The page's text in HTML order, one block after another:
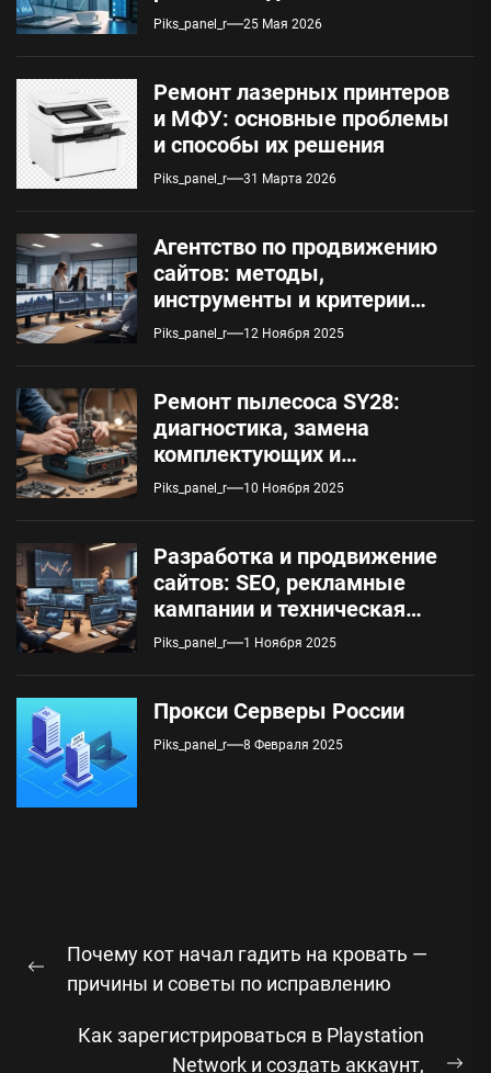
Piks_panel_r 25 Мая 2026
Ремонт лазерных принтеров
и МФУ: основные проблемы
и способы их решения
Piks_panel_r 31 Марта 2026
Агентство по продвижению
сайтов: методы,
инструменты и критерии
оценки
Piks_panel_r 12 Ноября 2025
Ремонт пылесоса SY28:
диагностика, замена
комплектующих и
обслуживание
Piks_panel_r 10 Ноября 2025
Разработка и продвижение
сайтов: SEO, рекламные
кампании и техническая
поддержка
Piks_panel_r 1 Ноября 2025
Прокси Серверы России
Piks_panel_r 8 Февраля 2025
по
записям
Предыдущая
Почему кот начал гадить на кровать —
причины и советы по исправлению
Как зарегистрироваться в Playstation
Network и создать аккаунт,